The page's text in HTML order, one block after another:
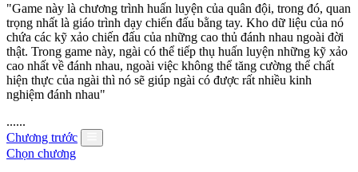
"Game này là chương trình huấn luyện của quân đội, trong đó, quan
trọng nhất là giáo trình dạy chiến đấu bằng tay. Kho dữ liệu của nó
chứa các kỹ xảo chiến đấu của những cao thủ đánh nhau ngoài đời
thật. Trong game này, ngài có thể tiếp thụ huấn luyện những kỹ xảo
cao nhất về đánh nhau, ngoài việc không thể tăng cường thể chất
hiện thực của ngài thì nó sẽ giúp ngài có được rất nhiều kinh
nghiệm đánh nhau"
......
Chương trước
Chọn chương